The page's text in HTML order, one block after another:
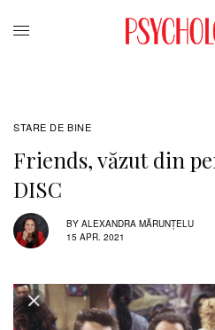
STARE DE BINE
Friends, văzut din
DISC
BY ALEXANDRA MĂRUNȚELU
15 APR. 2021